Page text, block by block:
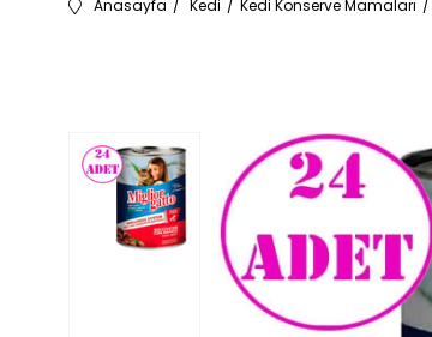
Anasayfa Kedi Kedi Konserve Mamaları